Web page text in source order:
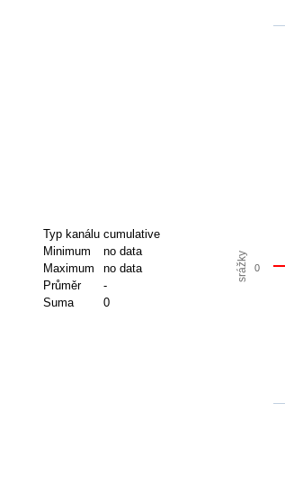
Typ kanálu cumulative
Minimum
no data
Maximum
no data
Průměr
-
Suma
0
srážky 0